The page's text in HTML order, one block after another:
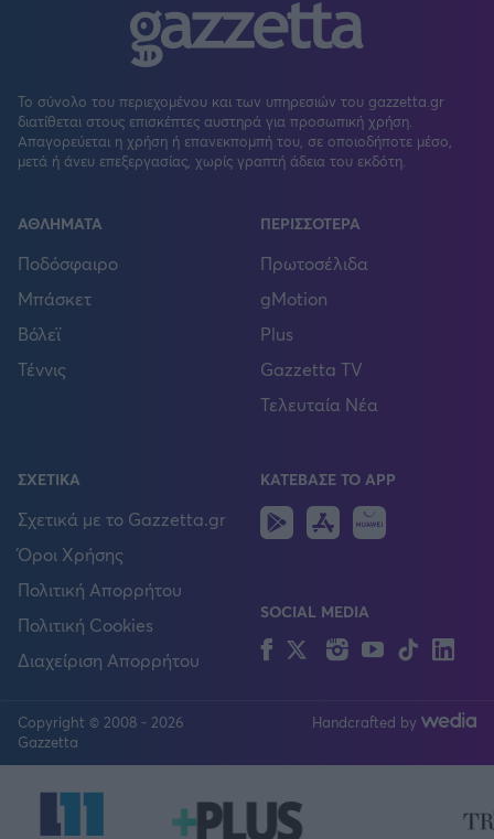
Το σύνολο του περιεχομένου και των υπηρεσιών του gazzetta.gr
διατίθεται στους επισκέπτες αυστηρά για προσωπική χρήση.
Απαγορεύεται η χρήση ή επανεκπομπή του, σε οποιοδήποτε μέσο,
μετά ή άνευ επεξεργασίας, χωρίς γραπτή άδεια του εκδότη.
ΑΘΛΗΜΑΤΑ
Ποδόσφαιρο
Μπάσκετ
Βόλεϊ
Τέννις
ΠΕΡΙΣΣΟΤΕΡΑ
Πρωτοσέλιδα
gMotion
Plus
Gazzetta TV
Τελευταία Νέα
ΣΧΕΤΙΚΑ
Σχετικά με το Gazzetta.gr
Όροι Χρήσης
Πολιτική Απορρήτου
Πολιτική Cookies
Διαχείριση Απορρήτου
ΚΑΤΕΒΑΣΕ ΤΟ APP
Android
IOS
SOCIAL MEDIA
FacebookTwitterInstagram
YouTubeTikTok
Copyright © 2008 - 2026
Gazzetta
Handcrafted by